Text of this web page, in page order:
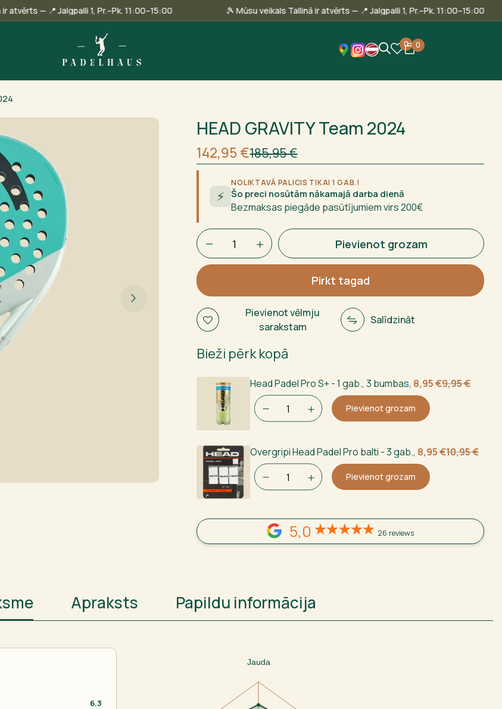
Tallinā ir atvērts — 📍 Jalgpalli 1, Pr.–Pk. 11:00–15:00 🎾 Mūsu veikals Tallinā ir atvērts — 📍 Jalgpalli 1, Pr.–Pk.
0 0
HEAD GRAVITY Team 2024
185,95€
Sākotnējā
cena
bija:
185,95 €.
142,95 €
Current
price
is:142,95 €.
⚡
NOLIKTAVĀ PALICIS TIKAI 1 GAB.!
Šo preci nosūtām nākamajā darba dienā
Bezmaksas piegāde pasūtījumiem virs 200€
HEAD
GRAVITY
Team
2024
daudzums
Pievienot grozam
Pirkt tagad
Pievienot vēlmju
sarakstam
Salīdzināt
Bieži pērk kopā
Head Padel Pro S+ - 1 gab., 3 bumbas, 9,95€
Sākotnējā
cena
bija:
9,95 €.
8,95€
Current
price
is:
8,95 €.
Pievienot grozam
Overgripi Head Padel Pro balti - 3 gab., 10,95€
Sākotnējā
cena
bija:
10,95 €.
8,95€
Current
price
8,95 €.
Pievienot grozam
5,0 26 reviews
Apraksts Papildu informācija
6.3
Jauda